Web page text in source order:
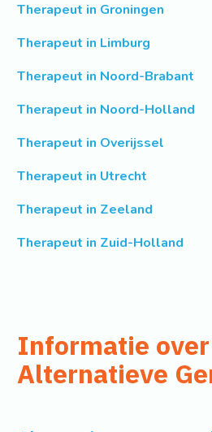
Therapeut in Groningen
Therapeut in Limburg
Therapeut in Noord-Brabant
Therapeut in Noord-Holland
Therapeut in Overijssel
Therapeut in Utrecht
Therapeut in Zeeland
Therapeut in Zuid-Holland
Informatie over
Alternatieve